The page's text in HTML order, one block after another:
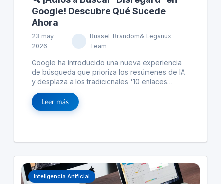
Google! Descubre Qué Sucede
Ahora
23 may
2026
Russell Brandom& Leganux
Team
Google ha introducido una nueva experiencia
de búsqueda que prioriza los resúmenes de IA
y desplaza a los tradicionales '10 enlaces
encuentran con un espacio vacío significativo y
una falta de información útil, relegando a un
algunos casos. Este cambio en Google Search
puede frustrar a usuarios que buscan
definiciones y contextos específicos
Leer más
Inteligencia Artificial